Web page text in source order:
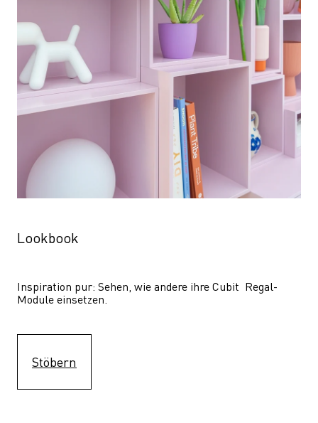
Lookbook
Inspiration pur: Sehen, wie andere ihre Cubit  Regal-
Module einsetzen.
Stöbern